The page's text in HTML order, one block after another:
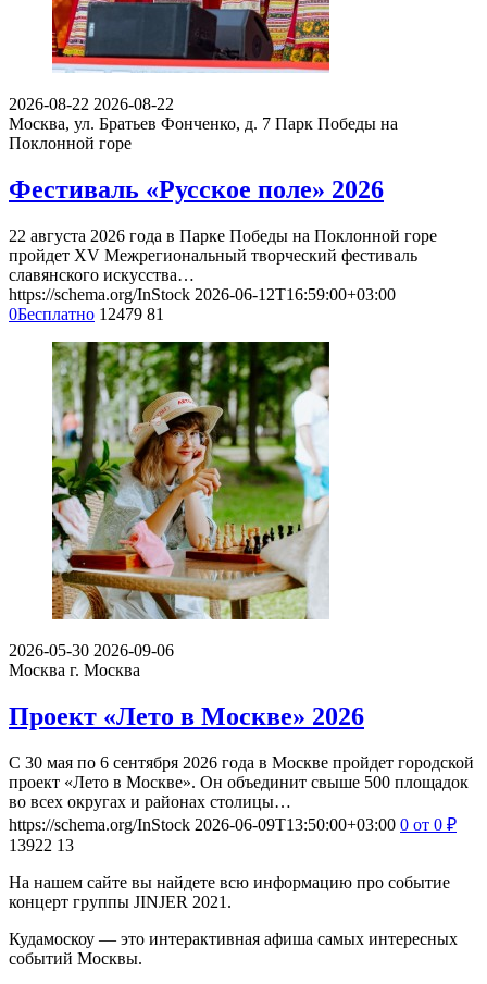
2026-08-22 2026-08-22
Москва, ул. Братьев Фонченко, д. 7 Парк Победы на
Поклонной горе
Фестиваль «Русское поле» 2026
22 августа 2026 года в Парке Победы на Поклонной горе
пройдет XV Межрегиональный творческий фестиваль
славянского искусства…
https://schema.org/InStock 2026-06-12T16:59:00+03:00
0Бесплатно 12479 81
2026-05-30 2026-09-06
Москва г. Москва
Проект «Лето в Москве» 2026
С 30 мая по 6 сентября 2026 года в Москве пройдет городской
проект «Лето в Москве». Он объединит свыше 500 площадок
во всех округах и районах столицы…
https://schema.org/InStock 2026-06-09T13:50:00+03:00 0 от 0 ₽
13922 13
На нашем сайте вы найдете всю информацию про событие
концерт группы JINJER 2021.
Кудамоскоу — это интерактивная афиша самых интересных
событий Москвы.